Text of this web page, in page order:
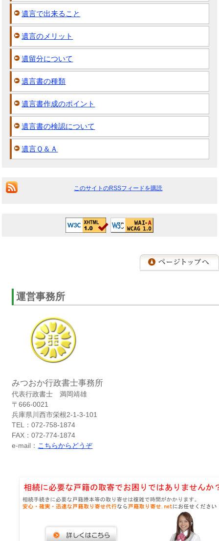
遺言で出来ること
遺言のメリット
遺留分について
遺言書の種類
遺言書作成のポイント
遺言書の検認について
遺言Ｑ＆Ａ
このサイトのRSSフィードを購読
運営事務所
みつおか行政書士事務所
代表行政書士 満岡靖雄
〒666-0021
兵庫県川西市栄根2-1-3-101
TEL：072-758-1874
FAX：072-774-1874
e-mail： こちらからどうぞ